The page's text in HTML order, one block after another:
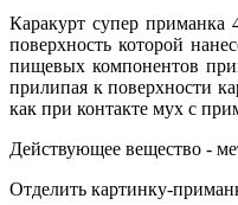
Каракурт супер приманка
поверхность которой
пищевых компонентов
прилипая к поверхности
как при контакте мух с
Действующее вещество -
Отделить картинку-